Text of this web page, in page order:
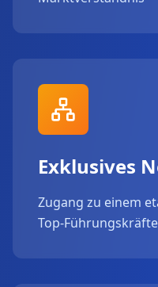
Exklusives
Zugang zu einem
Top-